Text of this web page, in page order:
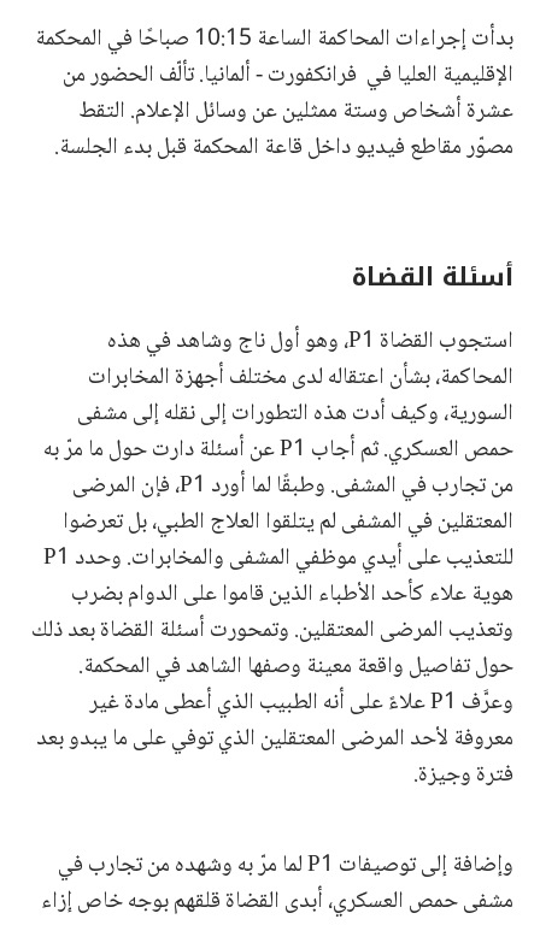
بدأت إجراءات المحاكمة الساعة 10:15 صباحًا في المحكمة
الإقليمية العليا في فرانكفورت - ألمانيا. تألّف الحضور من
عشرة أشخاص وستة ممثلين عن وسائل الإعلام. التقط
مصوّر مقاطع فيديو داخل قاعة المحكمة قبل بدء الجلسة.
أسئلة القضاة
استجوب القضاة P1، وهو أول ناج وشاهد في هذه
المحاكمة، بشأن اعتقاله لدى مختلف أجهزة المخابرات
السورية، وكيف أدت هذه التطورات إلى نقله إلى مشفى
حمص العسكري. ثم أجاب P1 عن أسئلة دارت حول ما مرّ به
من تجارب في المشفى. وطبقًا لما أورد P1، فإن المرضى
المعتقلين في المشفى لم يتلقوا العلاج الطبي، بل تعرضوا
للتعذيب على أيدي موظفي المشفى والمخابرات. وحدد P1
هوية علاء كأحد الأطباء الذين قاموا على الدوام بضرب
وتعذيب المرضى المعتقلين. وتمحورت أسئلة القضاة بعد ذلك
حول تفاصيل واقعة معينة وصفها الشاهد في المحكمة.
وعرَّف P1 علاءً على أنه الطبيب الذي أعطى مادة غير
معروفة لأحد المرضى المعتقلين الذي توفي على ما يبدو بعد
فترة وجيزة.
وإضافة إلى توصيفات P1 لما مرّ به وشهده من تجارب في
مشفى حمص العسكري، أبدى القضاة قلقهم بوجه خاص إزاء